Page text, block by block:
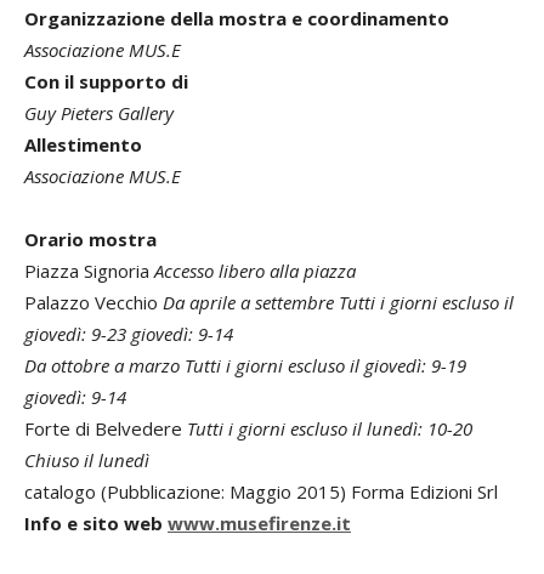
Organizzazione della mostra e coordinamento
Associazione MUS.E
Con il supporto di
Guy Pieters Gallery
Allestimento
Associazione MUS.E
Orario mostra
Piazza Signoria Accesso libero alla piazza
Palazzo Vecchio Da aprile a settembre Tutti i giorni escluso il
giovedì: 9-23 giovedì: 9-14
Da ottobre a marzo Tutti i giorni escluso il giovedì: 9-19
giovedì: 9-14
Forte di Belvedere Tutti i giorni escluso il lunedì: 10-20
Chiuso il lunedì
catalogo (Pubblicazione: Maggio 2015) Forma Edizioni Srl
Info e sito web www.musefirenze.it